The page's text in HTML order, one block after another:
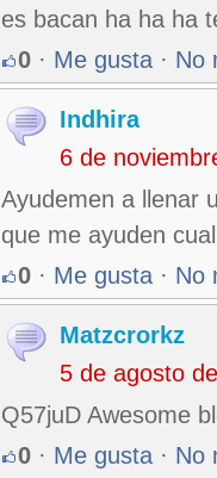
es bacan ha ha ha
0 · Me gusta · No
Indhira
6 de
Ayudemen a llenar
que me ayuden
0 · Me gusta · No
Matzcrorkz
5 de agosto
Q57juD Awesome
0 · Me gusta · No